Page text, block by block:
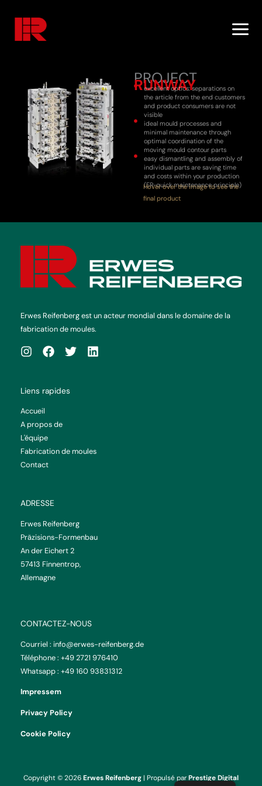
content
PROJECT
RUNWAY
excellent optics: separations on
the article from the end customers
and product consumers are not
visible
ideal mould processes and
minimal maintenance through
optimal coordination of the
moving mould contour parts
easy dismantling and assembly of
individual parts are saving time
and costs within your production
(ER-quick maintenance principle)
Hover over the image to see the
final product
Erwes Reifenberg est un acteur mondial dans le domaine de la
fabrication de moules.
Liens rapides
Accueil
A propos de
L'équipe
Fabrication de moules
Contact
ADRESSE
Erwes Reifenberg
Präzisions-Formenbau
An der Eichert 2
57413 Finnentrop,
Allemagne
CONTACTEZ-NOUS
Courriel : info@erwes-reifenberg.de
Téléphone : +49 2721 976410
Whatsapp : +49 160 93831312
Impressem
Privacy Policy
Cookie Policy
Copyright © 2026Erwes Reifenberg| Propulsé parPrestige Digital